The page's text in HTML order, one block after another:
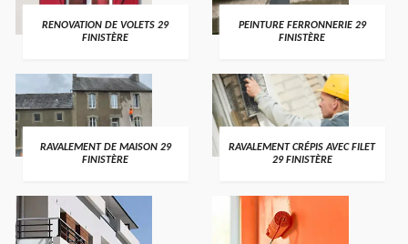
RENOVATION DE VOLETS 29
FINISTÈRE
PEINTURE FERRONNERIE 29
FINISTÈRE
RAVALEMENT DE MAISON 29
FINISTÈRE
RAVALEMENT CRÉPIS AVEC FILET
29 FINISTÈRE